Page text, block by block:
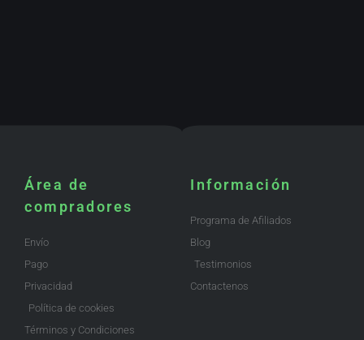
Área de
compradores
Envío
Pago
Privacidad
Política de cookies
Términos y Condiciones
Información
Programa de Afiliados
Blog
Testimonios
Contactenos